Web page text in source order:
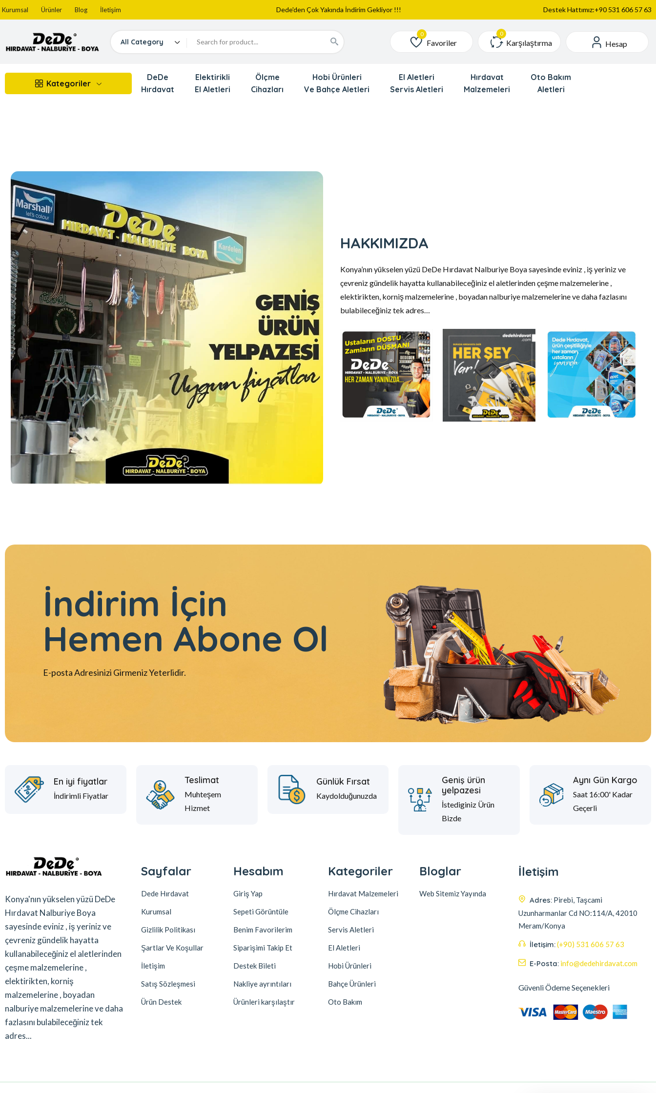
Kurumsal Ürünler Blog İletişim
Web Sitemiz Yayında
Yeni Eklenen Ürünlerimizi İnceledinizmi ?
Destek Hattımız:+90 531 606 57 63
All Category Favoriler
Favoriler Karşılaştırma Hesap
Kategoriler
DeDe
Hırdavat
Elektirikli
El Aletleri
Ölçme
Cihazları
Hobi Ürünleri
Ve Bahçe Aletleri
El Aletleri
Servis Aletleri
Hırdavat
Malzemeleri
Oto Bakım
Aletleri
HAKKIMIZDA
Konya’nın yükselen yüzü DeDe Hırdavat Nalburiye Boya sayesinde eviniz , iş yeriniz ve
çevreniz gündelik hayatta kullanabileceğiniz el aletlerinden çeşme malzemelerine ,
elektirikten, korniş malzemelerine , boyadan nalburiye malzemelerine ve daha fazlasını
bulabileceğiniz tek adres…
İndirim İçin
Hemen Abone Ol
E-posta Adresinizi Girmeniz Yeterlidir.
En iyi fiyatlar
İndirimli Fiyatlar
Teslimat
Muhteşem
Hizmet
Günlük Fırsat
Kaydolduğunuzda
Geniş ürün
yelpazesi
İstediginiz Ürün
Bizde
Aynı Gün Kargo
Saat 16:00' Kadar
Geçerli
Konya'nın yükselen yüzü DeDe
Hırdavat Nalburiye Boya
sayesinde eviniz , iş yeriniz ve
çevreniz gündelik hayatta
kullanabileceğiniz el aletlerinden
çeşme malzemelerine ,
elektirikten, korniş
malzemelerine , boyadan
nalburiye malzemelerine ve daha
fazlasını bulabileceğiniz tek
adres...
Sayfalar
Dede Hırdavat
Kurumsal
Gizlilik Politikası
Şartlar Ve Koşullar
İletişim
Satış Sözleşmesi
Ürün Destek
Hesabım
Giriş Yap
Sepeti Görüntüle
Benim Favorilerim
Siparişimi Takip Et
Destek Bileti
Nakliye ayrıntıları
Ürünleri karşılaştır
Kategoriler
Hırdavat Malzemeleri
Ölçme Cihazları
Servis Aletleri
El Aletleri
Hobi Ürünleri
Bahçe Ürünleri
Oto Bakım
Bloglar
Web Sitemiz Yayında
İletişim
Adres: Pirebi, Taşcami
Uzunharmanlar Cd NO:114/A, 42010
Meram/Konya
İletişim:(+90) 531 606 57 63
E-Posta: info@dedehirdavat.com
Güvenli Ödeme Seçenekleri
Müşteri destek ekibimiz
Bize herşeyi sorabilirsiniz.